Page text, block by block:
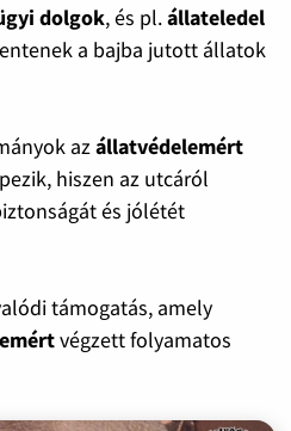
dolgok, és pl.állateledel
a bajba jutott állatok
azállatvédelemért
hiszen az utcáról
és jólétét
támogatás, amely
végzett folyamatos